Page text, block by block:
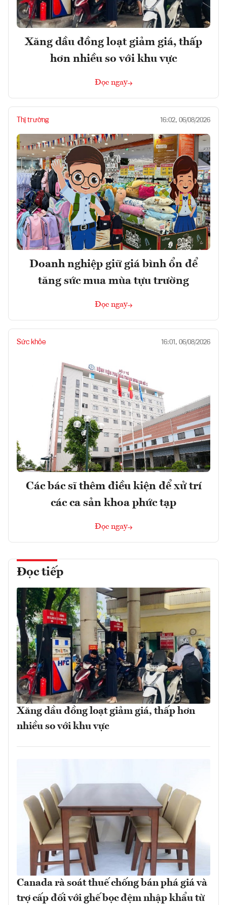
Xăng dầu đồng loạt giảm giá, thấp
hơn nhiều so với khu vực
Đọc ngay
Thị trường 16:02, 06/08/2026
Doanh nghiệp giữ giá bình ổn để
tăng sức mua mùa tựu trường
Đọc ngay
Sức khỏe 16:01, 06/08/2026
Các bác sĩ thêm điều kiện để xử trí
các ca sản khoa phức tạp
Đọc ngay
Đọc tiếp
Xăng dầu đồng loạt giảm giá, thấp hơn
nhiều so với khu vực
Canada rà soát thuế chống bán phá giá và
trợ cấp đối với ghế bọc đệm nhập khẩu từ